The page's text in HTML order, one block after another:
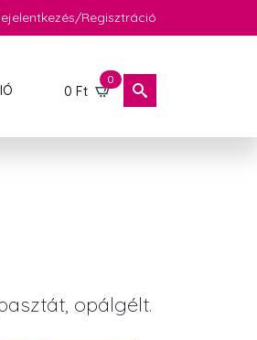
Regisztráció
0 Ft
0
opálgélt.